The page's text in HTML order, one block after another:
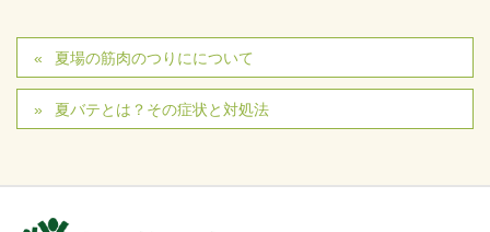
夏場の筋肉のつりにについて
夏バテとは？その症状と対処法